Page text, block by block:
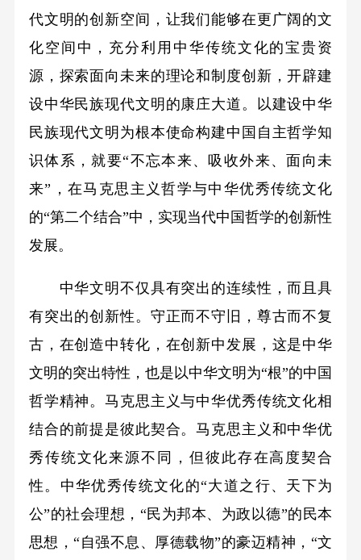
代文明的创新空间，让我们能够在更广阔的文
化空间中，充分利用中华传统文化的宝贵资
源，探索面向未来的理论和制度创新，开辟建
设中华民族现代文明的康庄大道。以建设中华
民族现代文明为根本使命构建中国自主哲学知
识体系，就要“不忘本来、吸收外来、面向未
来”，在马克思主义哲学与中华优秀传统文化
的“第二个结合”中，实现当代中国哲学的创新性
发展。
中华文明不仅具有突出的连续性，而且具
有突出的创新性。守正而不守旧，尊古而不复
古，在创造中转化，在创新中发展，这是中华
文明的突出特性，也是以中华文明为“根”的中国
哲学精神。马克思主义与中华优秀传统文化相
结合的前提是彼此契合。马克思主义和中华优
秀传统文化来源不同，但彼此存在高度契合
性。中华优秀传统文化的“大道之行、天下为
公”的社会理想，“民为邦本、为政以德”的民本
思想，“自强不息、厚德载物”的豪迈精神，“文